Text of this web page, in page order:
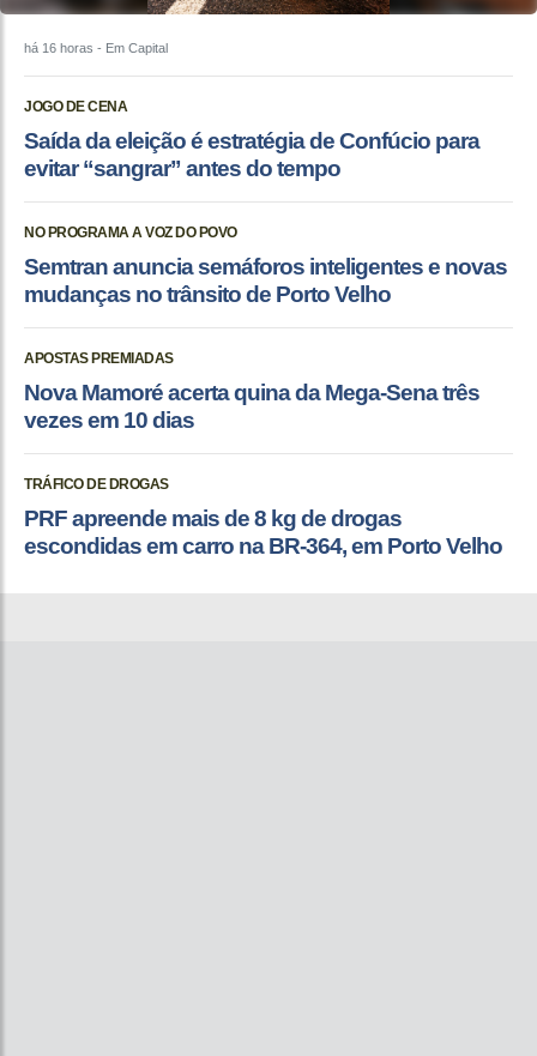
há 16 horas - Em Capital
JOGO DE CENA
Saída da eleição é estratégia de Confúcio para
evitar “sangrar” antes do tempo
NO PROGRAMA A VOZ DO POVO
Semtran anuncia semáforos inteligentes e novas
mudanças no trânsito de Porto Velho
APOSTAS PREMIADAS
Nova Mamoré acerta quina da Mega-Sena três
vezes em 10 dias
TRÁFICO DE DROGAS
PRF apreende mais de 8 kg de drogas
escondidas em carro na BR-364, em Porto Velho